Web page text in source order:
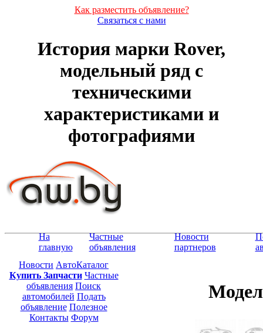
Как разместить объявление?
Связаться с нами
История марки Rover,
модельный ряд с
техническими
характеристиками и
фотографиями
На
главную
Частные
объявления
Новости
партнеров
Новости АвтоКаталог
Купить Запчасти Частные
объявления Поиск
автомобилей Подать
объявление Полезное
Контакты Форум